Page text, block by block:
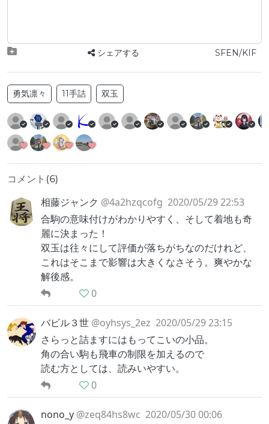
シェアする SFEN/KIF
勇気凛々 11手詰 双玉
コメント(6)
相藤ジャンク @4a2hzqcofg 2020/05/29 22:53
合駒の意味付けがわかりやすく、そして着地も奇
麗に決まった！
双玉は往々にして評価が落ちがちなのだけれど、
これはそこまで影響は大きくなさそう。爽やかな
解後感。
0
バビル３世 @oyhsys_2ez 2020/05/29 23:15
さらっと詰ますにはもってこいの小品。
角の合い駒も飛車の制限を加えるので
読む方としては、読みいやすい。
0
nono_y @zeq84hs8wc 2020/05/30 00:06